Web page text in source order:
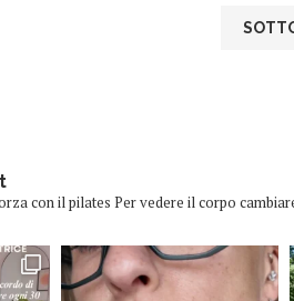
con il pilates Per vedere il corpo